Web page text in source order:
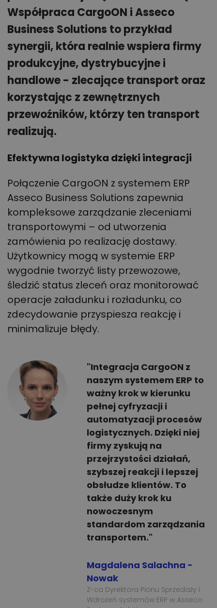
Współpraca CargoON i Asseco
Business Solutions to przykład
synergii, która realnie wspiera firmy
produkcyjne, dystrybucyjne i
handlowe - zlecające transport oraz
korzystając z zewnętrznych
przewoźników, którzy ten transport
realizują.
Efektywna logistyka dzięki integracji
Połączenie CargoON z systemem ERP
Asseco Business Solutions zapewnia
kompleksowe zarządzanie zleceniami
transportowymi – od utworzenia
zamówienia po realizację dostawy.
Użytkownicy mogą w systemie ERP
wygodnie tworzyć listy przewozowe,
śledzić status zleceń oraz monitorować
operacje załadunku i rozładunku, co
zdecydowanie przyspiesza reakcję i
minimalizuje błędy.
"Integracja CargoON z
naszym systemem ERP to
ważny krok w kierunku
pełnej cyfryzacji i
automatyzacji procesów
logistycznych. Dzięki niej
firmy zyskują na
przejrzystości działań,
szybszej reakcji i lepszej
obsłudze klientów. To
także duży krok ku
nowoczesnym
standardom zarządzania
transportem."
Magdalena Salachna -
Nowak
Z-ca Dyrektora Pionu Sprzedaży i
Wdrożeń systemów ERP w Asseco